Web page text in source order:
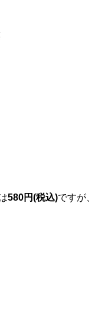
580円(税込)ですが、